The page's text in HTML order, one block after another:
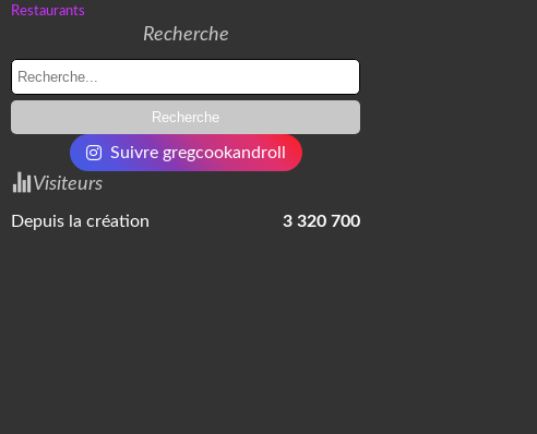
Restaurants
Recherche
Suivre gregcookandroll
Visiteurs
Depuis la création 3 320 700